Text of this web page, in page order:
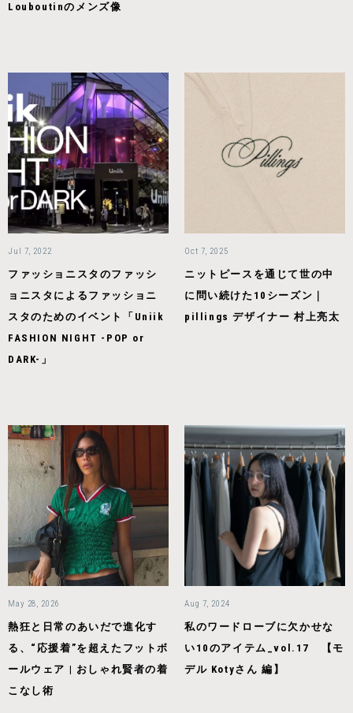
Louboutinのメンズ像
Jul 7, 2022
ファッショニスタのファッシ
ョニスタによるファッショニ
スタのためのイベント「Uniik
FASHION NIGHT -POP or
DARK-」
Oct 7, 2025
ニットピースを通じて世の中
に問い続けた10シーズン｜
pillings デザイナー 村上亮太
May 28, 2026
熱狂と日常のあいだで進化す
る、“応援着”を超えたフットボ
ールウェア | おしゃれ賢者の着
こなし術
Aug 7, 2024
私のワードローブに欠かせな
い10のアイテム_vol.17 【モ
デル Kotyさん 編】